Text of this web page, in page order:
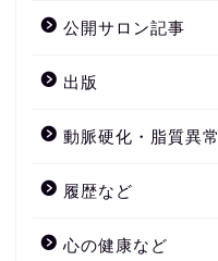
公開サロン記事
出版
動脈硬化・脂質異常
履歴など
心の健康など